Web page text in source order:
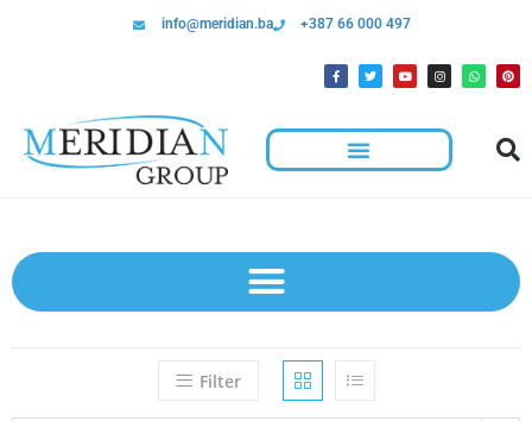
info@meridian.ba +387 66 000 497
Filter